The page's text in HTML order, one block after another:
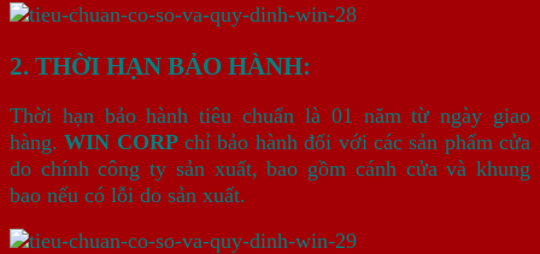
2. THỜI HẠN BẢO HÀNH:
Thời hạn bảo hành tiêu chuẩn là 01 năm từ ngày giao
hàng.WIN CORPchỉ bảo hành đối với các sản phẩm cửa
do chính công ty sản xuất, bao gồm cánh cửa và khung
bao nếu có lỗi do sản xuất.